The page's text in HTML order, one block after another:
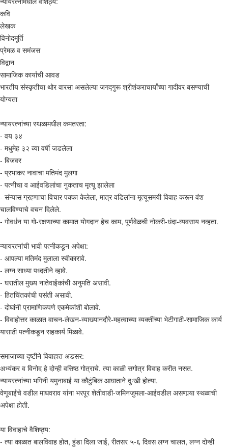
कवि
लेखक
विनोदमूर्ति
प्रेमळ व समंजस
विद्वान
सामाजिक कार्याची आवड
भारतीय संस्कृतीचा थोर वारसा असलेल्या जगद्गुरू श्रीशंकराचार्यांच्या गादीवर बसण्याची
योग्यता
न्यायरत्नांच्या स्थळामधील कमतरता:
- वय ३४
- मधुमेह ३२ व्या वर्षी जडलेला
- बिजवर
- प्रभाकर नावाचा मतिमंद मुलगा
- पत्नीचा व आईवडिलांचा नुकताच मृत्यू झालेला
- संन्यास ग्रहणाचा विचार पक्का केलेला, मात्र वडिलांना मृत्यूसमयी विवाह करून वंश
चालविण्याचे वचन दिलेले.
- गोवर्धन या गो-रक्षणाच्या कामात योगदान हेच काम, पूर्णवेळची नोकरी-धंदा-व्यवसाय नव्हता.
न्यायरत्नांची भावी पत्नीकडून अपेक्षा:
- आपल्या मतिमंद मुलाला स्वीकारावे.
- लग्न साध्या पध्दतीने व्हावे.
- घरातील मुख्य नातेवाईकांची अनुमति असावी.
- हितचिंतकांची पसंती असावी.
- दोघांनी प्रामाणिकपणे एकमेकांशी बोलावे.
- विवाहोत्तर काळात वाचन-लेखन-व्याख्यानदौरे-महत्वाच्या व्यक्तींच्या भेटीगाठी-सामाजिक कार्य
यासाठी पत्नीकडून सहकार्य मिळावे.
समाजाच्या दृष्टीने विवाहात अडसर:
अभ्यंकर व विनोद हे दोन्ही वसिष्ठ गोत्राचे. त्या काळी सगोत्र विवाह करीत नसत.
न्यायरत्नांच्या भगिनी यमुनाबाई या कौटुंबिक आघाताने दुःखी होत्या.
वेणूबाईंचे वडील माधवराव यांना भरपूर शेतीवाडी-जमिनजुमला-आईवडील असणार्‍या स्थळाची
अपेक्षा होती.
या विवाहाचे वैशिष्ठ्य:
- त्या काळात बालविवाह होत, हुंडा दिला जाई, रीतसर ५-६ दिवस लग्न चालत, लग्न दोन्ही